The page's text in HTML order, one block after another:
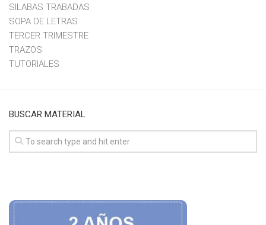
SILABAS TRABADAS
SOPA DE LETRAS
TERCER TRIMESTRE
TRAZOS
TUTORIALES
BUSCAR MATERIAL